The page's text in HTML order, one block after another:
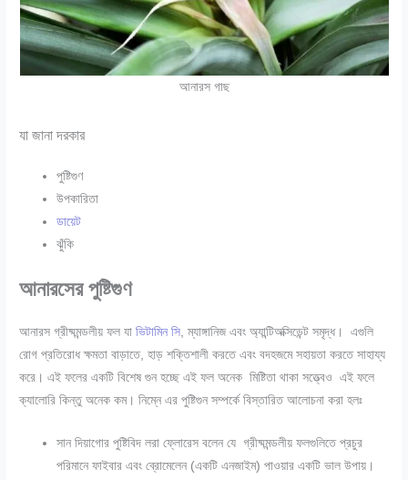
আনারস গাছ
যা জানা দরকার
পুষ্টিগুণ
উপকারিতা
ডায়েট
ঝুঁকি
আনারসের পুষ্টিগুণ
আনারস গ্রীষ্মমন্ডলীয় ফল যাভিটামিন সি , ম্যাঙ্গানিজ এবং অ্যান্টিঅক্সিডেন্ট সমৃদ্ধ। এগুলি
রোগ প্রতিরোধ ক্ষমতা বাড়াতে, হাড় শক্তিশালী করতে এবং বদহজমে সহায়তা করতে সাহায্য
করে। এই ফলের একটি বিশেষ গুন হচ্ছে এই ফল অনেক মিষ্টিতা থাকা সত্ত্বেও এই ফলে
ক্যালোরি কিন্তু অনেক কম। নিম্নে এর পুষ্টিগুন সম্পর্কে বিস্তারিত আলোচনা করা হলঃ
সান দিয়াগোর পুষ্টিবিদ লরা ফ্লোরেস বলেন যে গ্রীষ্মমন্ডলীয় ফলগুলিতে প্রচুর
পরিমানে ফাইবার এবং ব্রোমেলেন (একটি এনজাইম) পাওয়ার একটি ভাল উপায়।